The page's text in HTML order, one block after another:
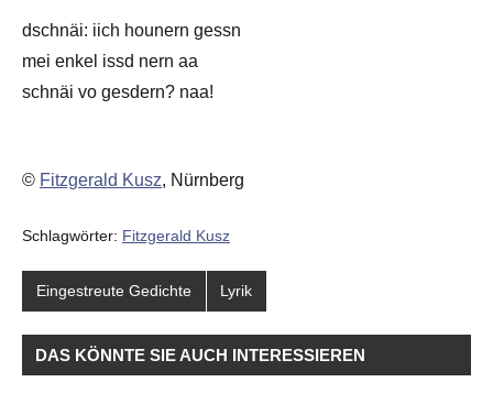
dschnäi: iich hounern gessn
mei enkel issd nern aa
schnäi vo gesdern? naa!
© Fitzgerald Kusz, Nürnberg
Schlagwörter: Fitzgerald Kusz
Eingestreute Gedichte Lyrik
DAS KÖNNTE SIE AUCH INTERESSIEREN